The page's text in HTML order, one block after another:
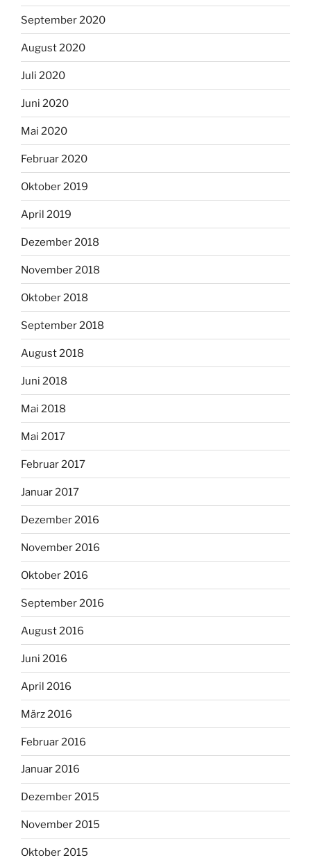
September 2020
August 2020
Juli 2020
Juni 2020
Mai 2020
Februar 2020
Oktober 2019
April 2019
Dezember 2018
November 2018
Oktober 2018
September 2018
August 2018
Juni 2018
Mai 2018
Mai 2017
Februar 2017
Januar 2017
Dezember 2016
November 2016
Oktober 2016
September 2016
August 2016
Juni 2016
April 2016
März 2016
Februar 2016
Januar 2016
Dezember 2015
November 2015
Oktober 2015